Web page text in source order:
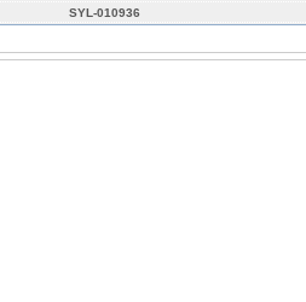
SYL-010936